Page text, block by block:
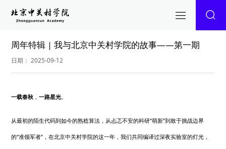
周年特辑 | 我与北京中关村学院的故事——第一期
日期： 2025-09-12
一载春秋 ，一路星光。
从最初的陌生代码到如今的熟稔算法，从忐忑不安的科研“萌新”到敢于挑战边界
的“准领军者”，在北京中关村学院的这一年，我们共同编译过深夜实验室的灯光，